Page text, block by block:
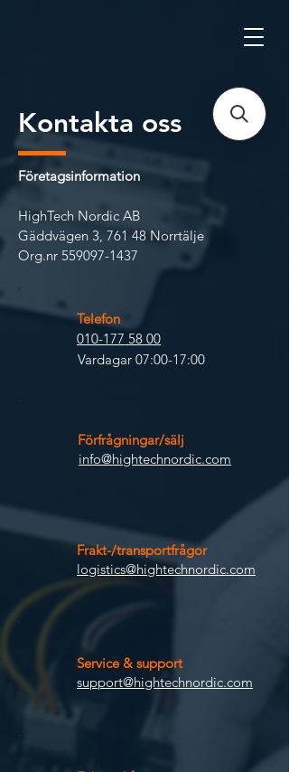
Kontakta oss
Företagsinformation
HighTech Nordic AB
Gäddvägen 3, 761 48 Norrtälje
Org.nr 559097-1437
Telefon
010-177 58 00
Vardagar 07:00-17:00
Förfrågningar/sälj
info@hightechnordic.com
Frakt-/transportfrågor
logistics@hightechnordic.com
Service & support
support@hightechnordic.com